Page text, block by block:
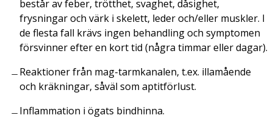
består av feber, trötthet, svaghet, dåsighet,
frysningar och värk i skelett, leder och/eller muskler. I
de flesta fall krävs ingen behandling och symptomen
försvinner efter en kort tid (några timmar eller dagar).
Reaktioner från mag-tarmkanalen, t.ex. illamående
och kräkningar, såväl som aptitförlust.
Inflammation i ögats bindhinna.